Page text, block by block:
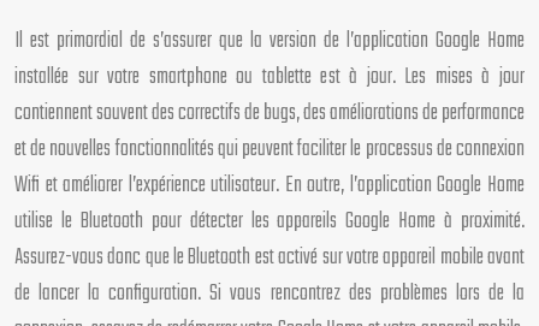
Il est primordial de s’assurer que la version de l’application Google Home
installée sur votre smartphone ou tablette est à jour. Les mises à jour
contiennent souvent des correctifs de bugs, des améliorations de performance
et de nouvelles fonctionnalités qui peuvent faciliter le processus de connexion
Wifi et améliorer l’expérience utilisateur. En outre, l’application Google Home
utilise le Bluetooth pour détecter les appareils Google Home à proximité.
Assurez-vous donc que le Bluetooth est activé sur votre appareil mobile avant
de lancer la configuration. Si vous rencontrez des problèmes lors de la